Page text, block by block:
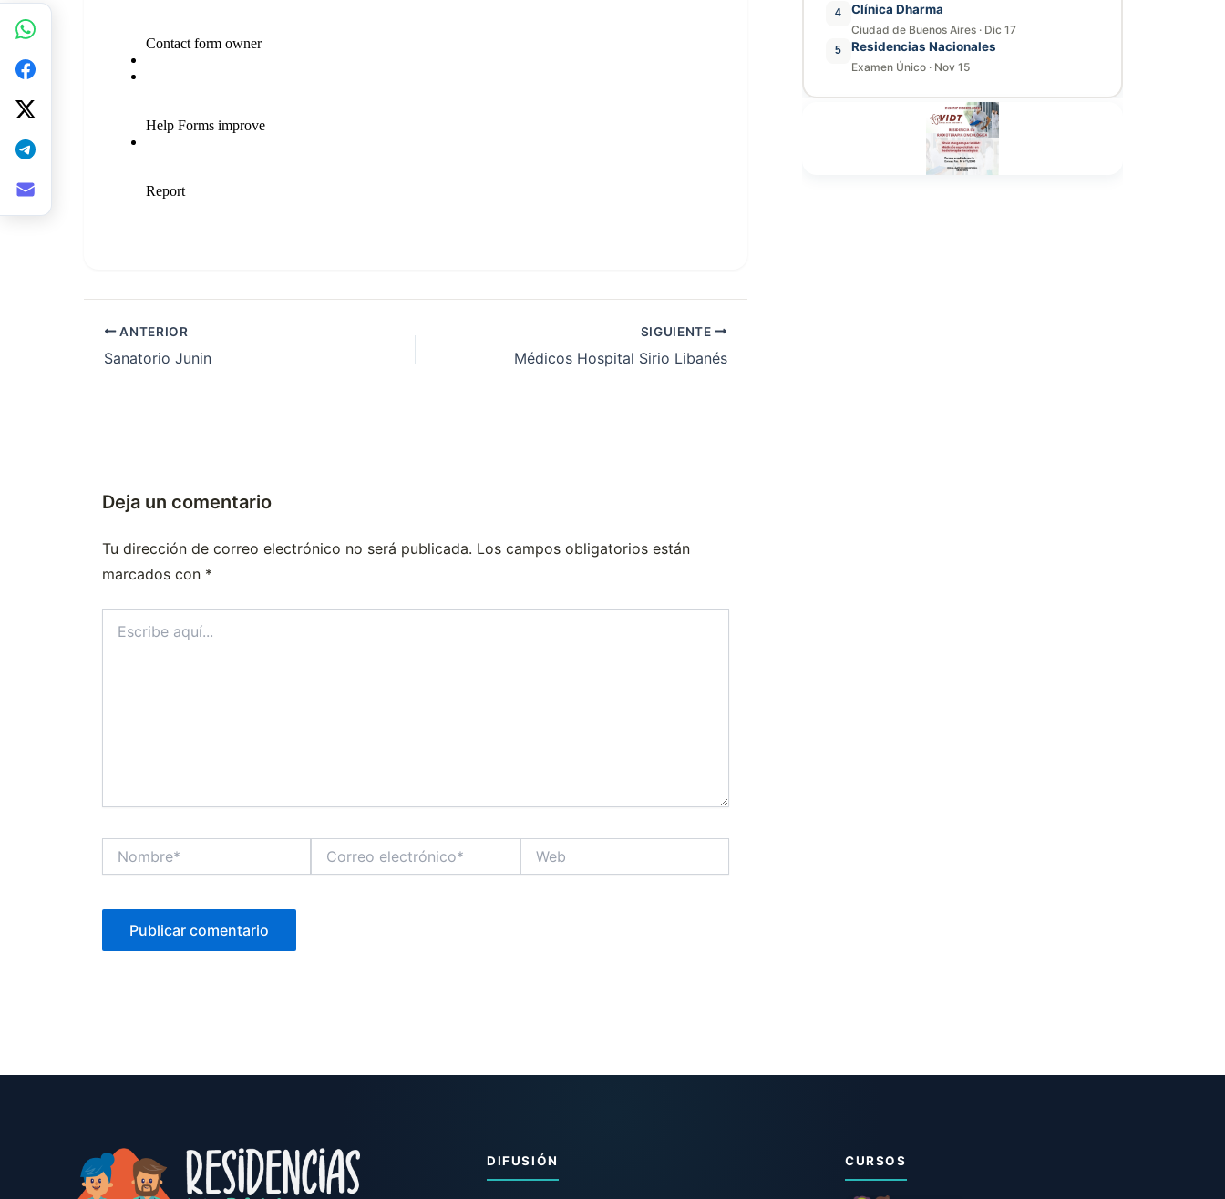
ANTERIOR
Sanatorio Junin
SIGUIENTE
Médicos Hospital Sirio Libanés
Deja un comentario
Tu dirección de correo electrónico no será publicada. Los campos obligatorios están
marcados con *
aquí...
electrónico*
4 Clínica Dharma
Ciudad de Buenos Aires · Dic 17
5 Residencias Nacionales
Examen Único · Nov 15
DIFUSIÓN CURSOS